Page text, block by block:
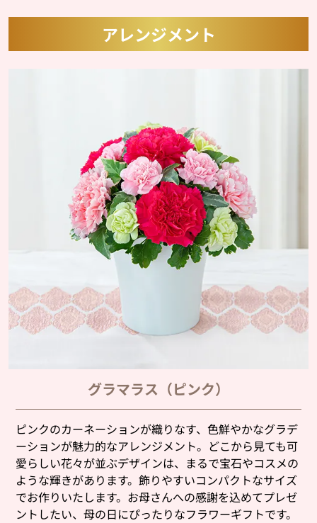
ニング、小麦粉、アイシング（水あめ、砂糖、デキストリン、その他）、バタ
ー、洋酒、食用乳化油脂、アーモンドプードル、食塩/加工でん粉、トレハロー
ス、乳化剤、膨張剤、ソルビット、香料、増粘剤（タマリンドシードガム）、
着色料（カロテン）、（一部に小麦・卵・乳成分・大豆・アーモンドを含む）
アレンジメント
グラマラス（ピンク）
ピンクのカーネーションが織りなす、色鮮やかなグラデ
ーションが魅力的なアレンジメント。どこから見ても可
愛らしい花々が並ぶデザインは、まるで宝石やコスメの
ような輝きがあります。飾りやすいコンパクトなサイズ
でお作りいたします。お母さんへの感謝を込めてプレゼ
ントしたい、母の日にぴったりなフラワーギフトです。